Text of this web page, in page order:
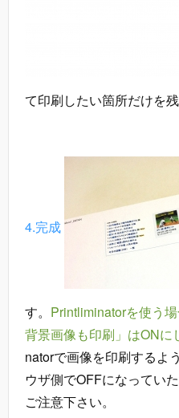
て印刷したい箇所だけを
4.完成
す。 Printliminatorを使う
背景画像も印刷」はONに
natorで画像を印刷するよ
ウザ側でOFFになってい
ご注意下さい。